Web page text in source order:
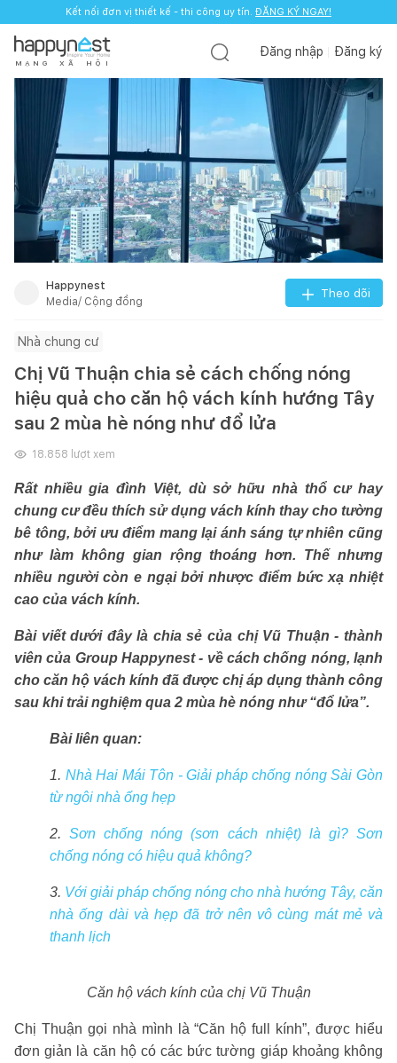
Kết nối đơn vị thiết kế - thi công uy tín. ĐĂNG KÝ NGAY!
M Ạ N G X Ã H Ộ I
Đăng nhập Đăng ký
Happynest
Media/ Cộng đồng
Theo dõi
Nhà chung cư
Chị Vũ Thuận chia sẻ cách chống nóng
hiệu quả cho căn hộ vách kính hướng Tây
sau 2 mùa hè nóng như đổ lửa
18.858 lượt xem
Rất nhiều gia đình Việt, dù sở hữu nhà thổ cư hay
chung cư đều thích sử dụng vách kính thay cho tường
bê tông, bởi ưu điểm mang lại ánh sáng tự nhiên cũng
như làm không gian rộng thoáng hơn. Thế nhưng
nhiều người còn e ngại bởi nhược điểm bức xạ nhiệt
cao của vách kính.
Bài viết dưới đây là chia sẻ của chị Vũ Thuận - thành
viên của Group Happynest - về cách chống nóng, lạnh
cho căn hộ vách kính đã được chị áp dụng thành công
sau khi trải nghiệm qua 2 mùa hè nóng như “đổ lửa”.
Bài liên quan:
1. Nhà Hai Mái Tôn - Giải pháp chống nóng Sài Gòn
từ ngôi nhà ống hẹp
2.Sơn chống nóng (sơn cách nhiệt) là gì? Sơn
chống nóng có hiệu quả không?
3. Với giải pháp chống nóng cho nhà hướng Tây, căn
nhà ống dài và hẹp đã trở nên vô cùng mát mẻ và
thanh lịch
Căn hộ vách kính của chị Vũ Thuận
Chị Thuận gọi nhà mình là “Căn hộ full kính”, được hiểu
đơn giản là căn hộ có các bức tường giáp khoảng không